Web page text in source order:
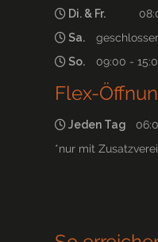
Di. & Fr.
08:00
Sa.
So.
09:00 -
Flex-
Jeden Tag
*nur mit